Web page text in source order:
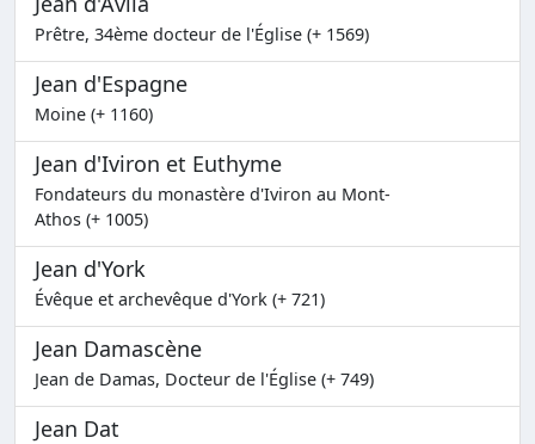
Prêtre, 34ème docteur de l'Église (+ 1569)
Jean d'Espagne
Moine (+ 1160)
Jean d'Iviron et Euthyme
Fondateurs du monastère d'Iviron au Mont-
Athos (+ 1005)
Jean d'York
Évêque et archevêque d'York (+ 721)
Jean Damascène
Jean de Damas, Docteur de l'Église (+ 749)
Jean Dat